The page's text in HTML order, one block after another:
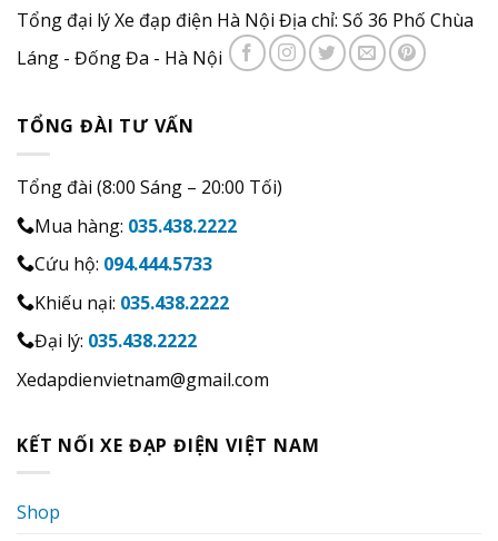
Tổng đại lý Xe đạp điện Hà Nội Địa chỉ: Số 36 Phố Chùa
Láng - Đống Đa - Hà Nội
TỔNG ĐÀI TƯ VẤN
Tổng đài (8:00 Sáng – 20:00 Tối)
Mua hàng: 035.438.2222
Cứu hộ: 094.444.5733
Khiếu nại: 035.438.2222
Đại lý: 035.438.2222
Xedapdienvietnam@gmail.com
KẾT NỐI XE ĐẠP ĐIỆN VIỆT NAM
Shop